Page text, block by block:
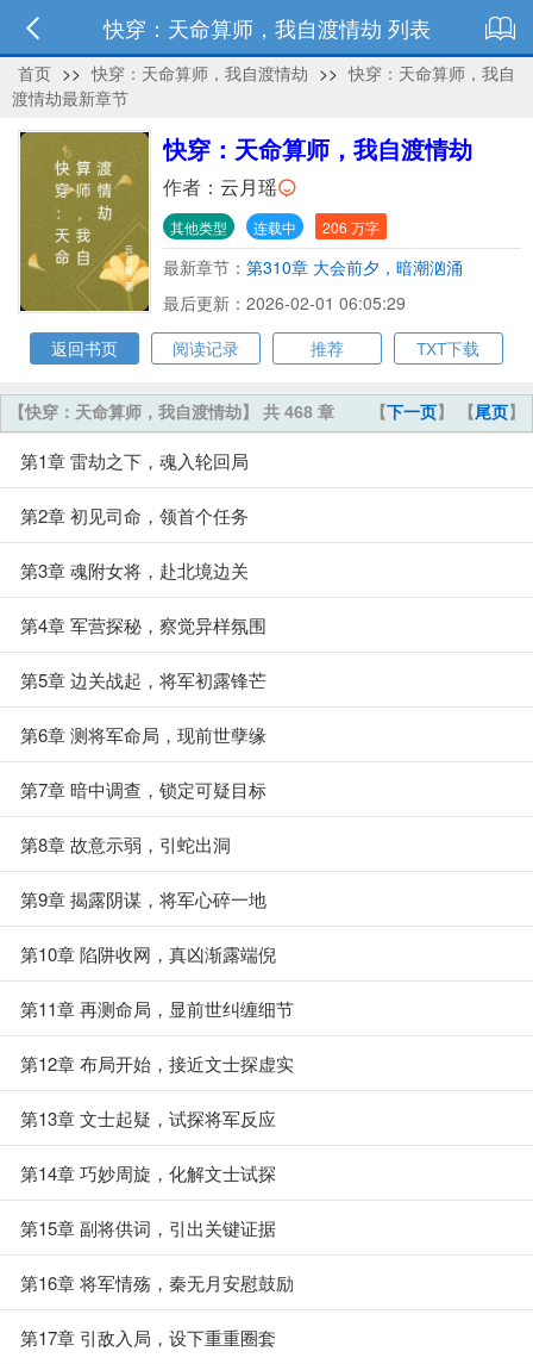
快穿：天命算师，我自渡情劫 列表
首页 >> 快穿：天命算师，我自渡情劫 >> 快穿：天命算师，我自
渡情劫最新章节
快穿：天命算师，我自渡情劫
作者： 云月瑶
其他类型 连载中 206 万字
最新章节： 第310章 大会前夕，暗潮汹涌
最后更新：2026-02-01 06:05:29
返回书页
阅读记录 推荐 TXT下载
【下一页】 【尾页】
【快穿：天命算师，我自渡情劫】 共 468 章
第1章 雷劫之下，魂入轮回局
第2章 初见司命，领首个任务
第3章 魂附女将，赴北境边关
第4章 军营探秘，察觉异样氛围
第5章 边关战起，将军初露锋芒
第6章 测将军命局，现前世孽缘
第7章 暗中调查，锁定可疑目标
第8章 故意示弱，引蛇出洞
第9章 揭露阴谋，将军心碎一地
第10章 陷阱收网，真凶渐露端倪
第11章 再测命局，显前世纠缠细节
第12章 布局开始，接近文士探虚实
第13章 文士起疑，试探将军反应
第14章 巧妙周旋，化解文士试探
第15章 副将供词，引出关键证据
第16章 将军情殇，秦无月安慰鼓励
第17章 引敌入局，设下重重圈套